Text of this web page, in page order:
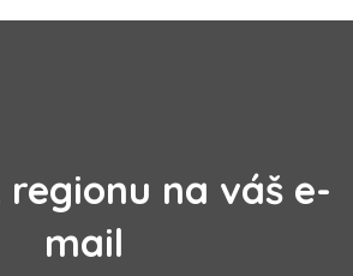
na váš e-
mail